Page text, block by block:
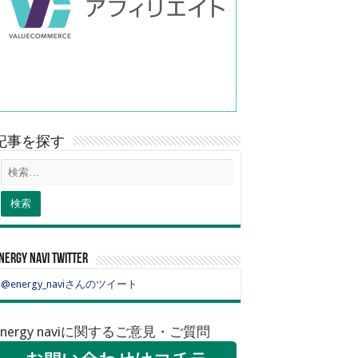
事を探す
navi twitter
@energy_naviさんのツイート
naviに関するご意見・ご質問